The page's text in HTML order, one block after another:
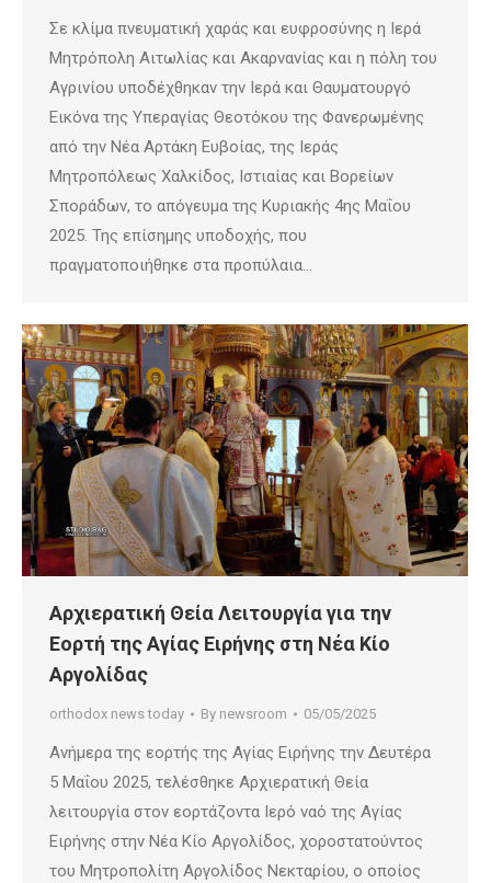
Σε κλίμα πνευματική χαράς και ευφροσύνης η Ιερά
Μητρόπολη Αιτωλίας και Ακαρνανίας και η πόλη του
Αγρινίου υποδέχθηκαν την Ιερά και Θαυματουργό
Εικόνα της Υπεραγίας Θεοτόκου της Φανερωμένης
από την Νέα Αρτάκη Ευβοίας, της Ιεράς
Μητροπόλεως Χαλκίδος, Ιστιαίας και Βορείων
Σποράδων, το απόγευμα της Κυριακής 4ης Μαΐου
2025. Της επίσημης υποδοχής, που
πραγματοποιήθηκε στα προπύλαια…
Αρχιερατική Θεία Λειτουργία για την
Εορτή της Αγίας Ειρήνης στη Νέα Κίο
Αργολίδας
orthodox news today By newsroom 05/05/2025
Ανήμερα της εορτής της Αγίας Ειρήνης την Δευτέρα
5 Μαΐου 2025, τελέσθηκε Αρχιερατική Θεία
λειτουργία στον εορτάζοντα Ιερό ναό της Αγίας
Ειρήνης στην Νέα Κίο Αργολίδος, χοροστατούντος
του Μητροπολίτη Αργολίδος Νεκταρίου, ο οποίος